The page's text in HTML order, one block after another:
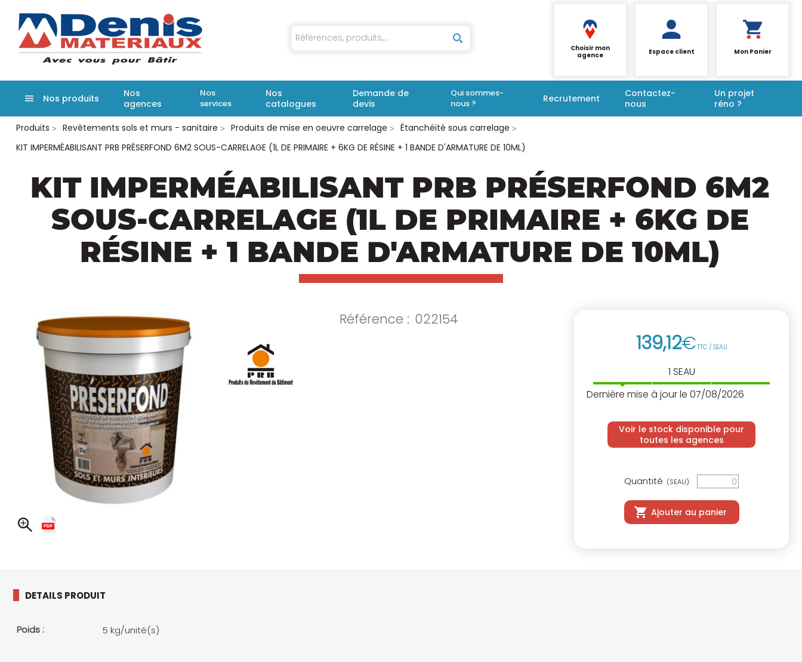
Aller
contenu
principal
Choisir mon
agence
Espace client Mon Panier
Nos produits
Nos
agences
Nos
services
Nos
catalogues
Demande de
devis
Qui sommes-
nous ?
Recrutement
Contactez-
nous
Un projet
réno ?
Produits
Revêtements sols et murs - sanitaire Produits de mise en oeuvre carrelage
Étanchéité sous carrelage
KIT IMPERMÉABILISANT PRB PRÉSERFOND 6M2 SOUS-CARRELAGE (1L DE PRIMAIRE + 6KG DE RÉSINE + 1 BANDE D'ARMATURE DE 10ML)
KIT IMPERMÉABILISANT PRB PRÉSERFOND 6M2
SOUS-CARRELAGE (1L DE PRIMAIRE + 6KG DE
RÉSINE + 1 BANDE D'ARMATURE DE 10ML)
Référence : 022154
139,12€TTC / SEAU
1 SEAU
Dernière mise à jour le 07/08/2026
Voir le stock disponible pour
toutes les agences
Quantité (SEAU)
Ajouter au panier
DETAILS PRODUIT
Poids : 5 kg/unité(s)